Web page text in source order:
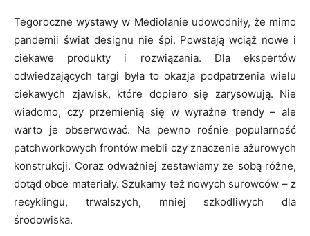
Tegoroczne wystawy w Mediolanie udowodniły, że mimo
pandemii świat designu nie śpi. Powstają wciąż nowe i
ciekawe produkty i rozwiązania. Dla ekspertów
odwiedzających targi była to okazja podpatrzenia wielu
ciekawych zjawisk, które dopiero się zarysowują. Nie
wiadomo, czy przemienią się w wyraźne trendy – ale
warto je obserwować. Na pewno rośnie popularność
patchworkowych frontów mebli czy znaczenie ażurowych
konstrukcji. Coraz odważniej zestawiamy ze sobą różne,
dotąd obce materiały. Szukamy też nowych surowców – z
recyklingu, trwalszych, mniej szkodliwych dla
środowiska.